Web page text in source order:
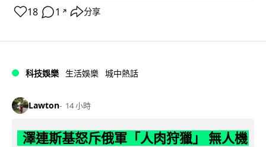
18 1 ↗ 分享
科技娛樂 生活娛樂 城中熱話
Lawton 14 小時
澤連斯基怒斥俄軍「人肉狩獵」 無人機